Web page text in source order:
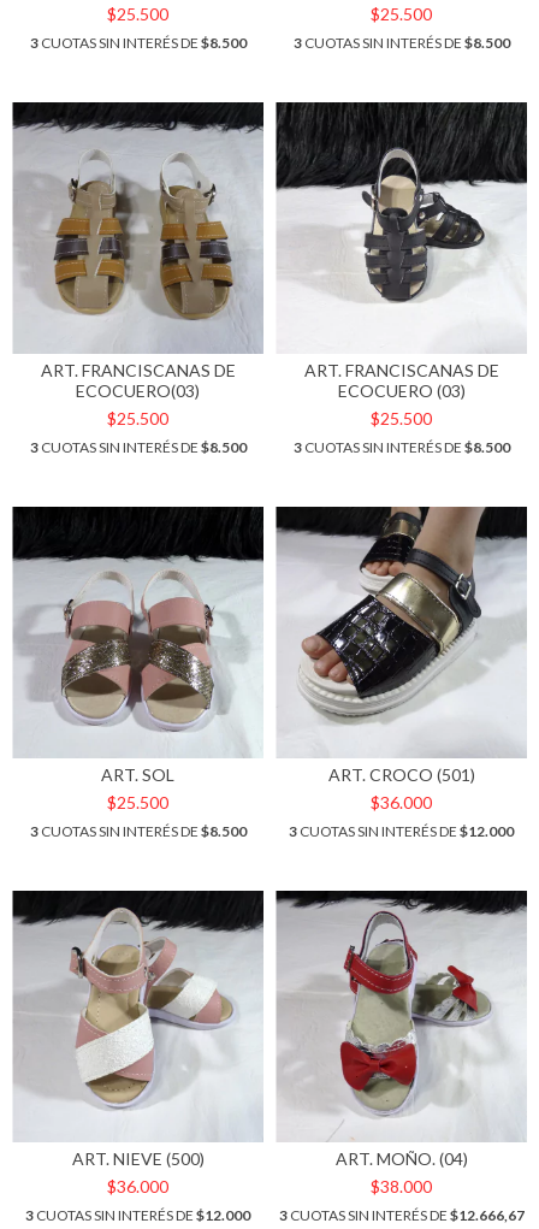
$25.500
3CUOTAS SIN INTERÉS DE $8.500
$25.500
3CUOTAS SIN INTERÉS DE $8.500
ART. FRANCISCANAS DE
ECOCUERO(03)
$25.500
3CUOTAS SIN INTERÉS DE $8.500
ART. FRANCISCANAS DE
ECOCUERO (03)
$25.500
3CUOTAS SIN INTERÉS DE $8.500
ART. SOL
$25.500
3CUOTAS SIN INTERÉS DE $8.500
ART. CROCO (501)
$36.000
3 CUOTAS SIN INTERÉS DE $12.000
ART. NIEVE (500)
$36.000
3 CUOTAS SIN INTERÉS DE $12.000
ART. MOÑO. (04)
$38.000
3CUOTAS SIN INTERÉS DE $12.666,67